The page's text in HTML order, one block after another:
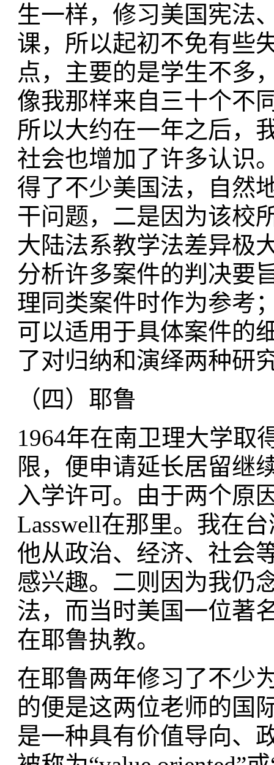
生一样，修习美国宪法
课，所以起初不免有些
点，主要的是学生不多
像我那样来自三十个不
所以大约在一年之后，
社会也增加了许多认识
得了不少美国法，自然
干问题，二是因为该校
大陆法系教学法差异极
分析许多案件的判决要
理同类案件时作为参考
可以适用于具体案件的
了对归纳和演绎两种研
（四）耶鲁
1964年在南卫理大学取
限，便申请延长居留继
入学许可。由于两个原
Lasswell在那里。我在
他从政治、经济、社会
感兴趣。二则因为我仍
法，而当时美国一位著
在耶鲁执教。
在耶鲁两年修习了不少
的便是这两位老师的国
是一种具有价值导向、